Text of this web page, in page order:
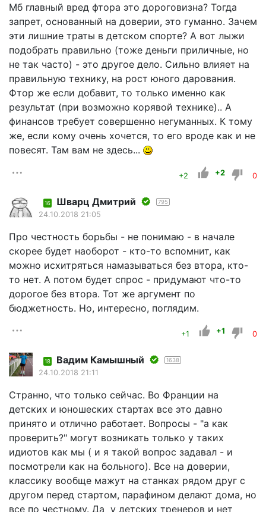
Мб главный вред фтора это дороговизна? Тогда
запрет, основанный на доверии, это гуманно. Зачем
эти лишние траты в детском спорте? А вот лыжи
подобрать правильно (тоже деньги приличные, но
не так часто) - это другое дело. Сильно влияет на
правильную технику, на рост юного дарования.
Фтор же если добавит, то только именно как
результат (при возможно корявой технике).. А
финансов требует совершенно негуманных. К тому
же, если кому очень хочется, то его вроде как и не
повесят. Там вам не здесь...
+2 +2 0
16 Шварц Дмитрий 795
24.10.2018 21:05
Про честность борьбы - не понимаю - в начале
скорее будет наоборот - кто-то вспомнит, как
можно исхитряться намазываться без втора, кто-
то нет. А потом будет спрос - придумают что-то
дорогое без втора. Тот же аргумент по
бюджетность. Но, интересно, поглядим.
+1 +1 0
18 Вадим Камышный 1638
24.10.2018 21:11
Странно, что только сейчас. Во Франции на
детских и юношеских стартах все это давно
принято и отлично работает. Вопросы - "а как
проверить?" могут возникать только у таких
идиотов как мы ( и я такой вопрос задавал - и
посмотрели как на больного). Все на доверии,
классику вообще мажут на станках рядом друг с
другом перед стартом, парафином делают дома, но
все по честному. Да у детских тренеров и нет